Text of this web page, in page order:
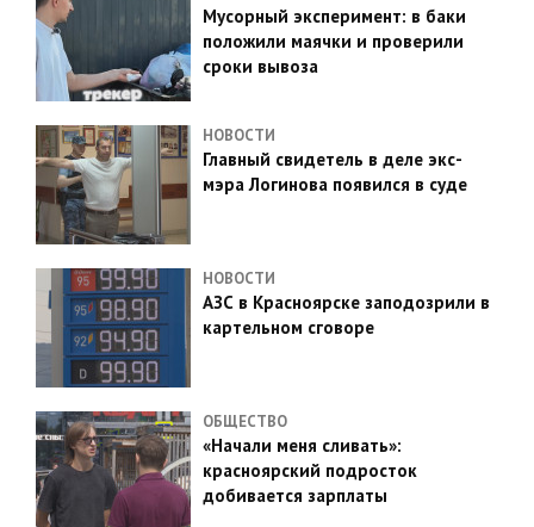
Мусорный эксперимент: в баки
положили маячки и проверили
сроки вывоза
НОВОСТИ
Главный свидетель в деле экс-
мэра Логинова появился в суде
НОВОСТИ
АЗС в Красноярске заподозрили в
картельном сговоре
ОБЩЕСТВО
«Начали меня сливать»:
красноярский подросток
добивается зарплаты